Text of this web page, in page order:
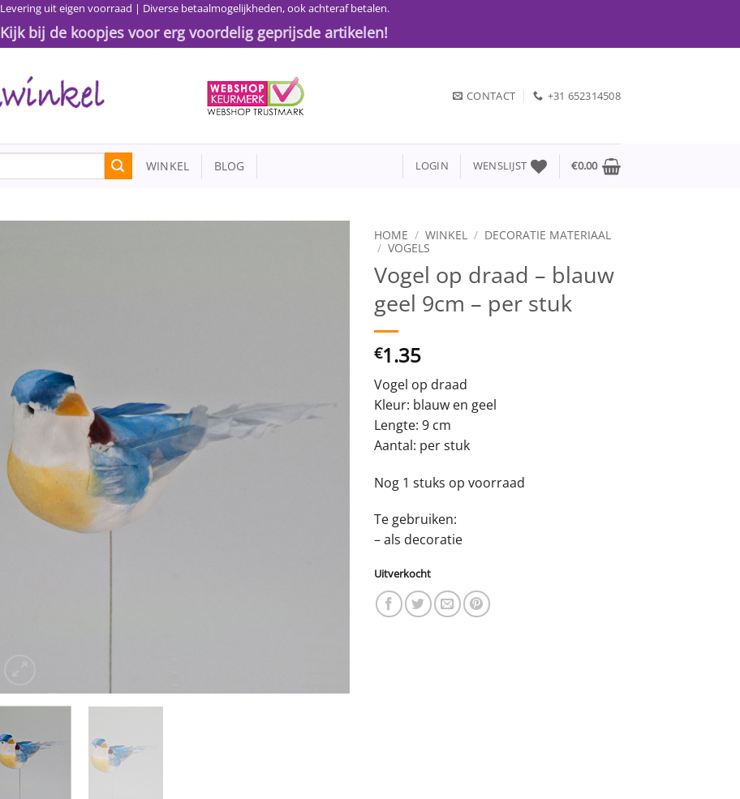
Levering uit eigen voorraad | Diverse betaalmogelijkheden, ook achteraf betalen.
Kijk bij de koopjes voor erg voordelig geprijsde artikelen!
CONTACT +31 652314508
WINKEL BLOG LOGIN WENSLIJST €0.00
HOME / WINKEL / DECORATIE MATERIAAL
/ VOGELS
Vogel op draad – blauw
geel 9cm – per stuk
€1.35
Vogel op draad
Kleur: blauw en geel
Lengte: 9 cm
Aantal: per stuk
Nog 1 stuks op voorraad
Te gebruiken:
– als decoratie
Uitverkocht